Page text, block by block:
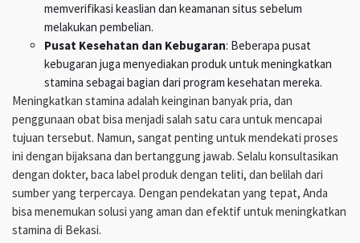
memverifikasi keaslian dan keamanan situs sebelum
melakukan pembelian.
Pusat Kesehatan dan Kebugaran: Beberapa pusat
kebugaran juga menyediakan produk untuk meningkatkan
stamina sebagai bagian dari program kesehatan mereka.
Meningkatkan stamina adalah keinginan banyak pria, dan
penggunaan obat bisa menjadi salah satu cara untuk mencapai
tujuan tersebut. Namun, sangat penting untuk mendekati proses
ini dengan bijaksana dan bertanggung jawab. Selalu konsultasikan
dengan dokter, baca label produk dengan teliti, dan belilah dari
sumber yang terpercaya. Dengan pendekatan yang tepat, Anda
bisa menemukan solusi yang aman dan efektif untuk meningkatkan
stamina di Bekasi.